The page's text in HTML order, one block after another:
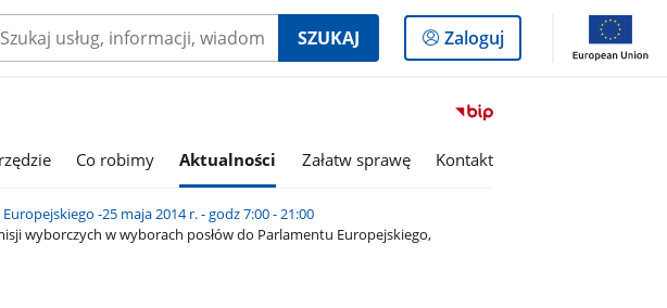
SZUKAJ
Logowanie
do
Zaloguj
Przejdź
serwisu
Co robimy Aktualności Załatw sprawę Kontakt
-25 maja 2014 r. - godz 7:00 - 21:00
wyborczych w wyborach posłów do Parlamentu Europejskiego,